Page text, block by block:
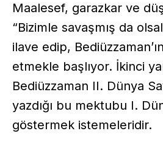
Maalesef, garazkar ve
“Bizimle savaşmış da
ilave edip,
etmekle başlıyor. İkinci
Bediüzzaman II. Dünya
yazdığı bu mektubu I.
göstermek istemeleridir.